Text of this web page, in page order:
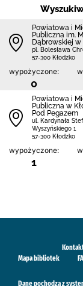
Powiatowa i
Publiczna im.
Dąbrowskiej w
pl. Bolesława
57-300 Kłodzko
wypożyczone:
0
Powiatowa i
Publiczna w
Pod Pegazem
ul. Kardynała
Wyszyńskiego 1
57-300 Kłodzko
wypożyczone:
1
Mapa bibliotek
Dane pochodzą z